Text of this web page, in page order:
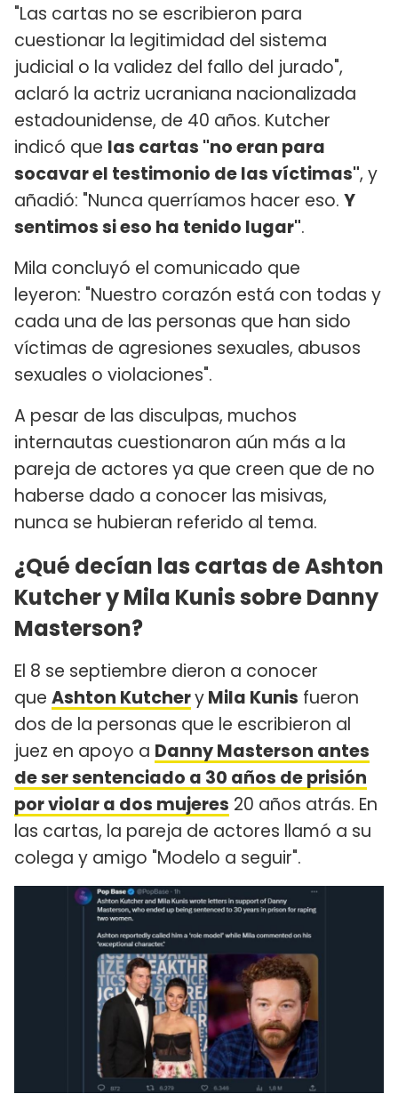
"Las cartas no se escribieron para
cuestionar la legitimidad del sistema
judicial o la validez del fallo del jurado",
aclaró la actriz ucraniana nacionalizada
estadounidense, de 40 años. Kutcher
indicó que las cartas "no eran para
socavar el testimonio de las víctimas", y
añadió: "Nunca querríamos hacer eso. Y
sentimos si eso ha tenido lugar".
Mila concluyó el comunicado que
leyeron: "Nuestro corazón está con todas y
cada una de las personas que han sido
víctimas de agresiones sexuales, abusos
sexuales o violaciones".
A pesar de las disculpas, muchos
internautas cuestionaron aún más a la
pareja de actores ya que creen que de no
haberse dado a conocer las misivas,
nunca se hubieran referido al tema.
¿Qué decían las cartas de Ashton
Kutcher y Mila Kunis sobre Danny
Masterson?
El 8 se septiembre dieron a conocer
que Ashton KutcheryMila Kunis fueron
dos de la personas que le escribieron al
juez en apoyo a Danny Masterson antes
de ser sentenciado a 30 años de prisión
por violar a dos mujeres 20 años atrás. En
las cartas, la pareja de actores llamó a su
colega y amigo "Modelo a seguir".